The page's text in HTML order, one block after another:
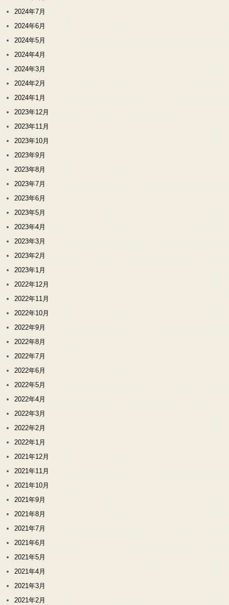
2024年7月
2024年6月
2024年5月
2024年4月
2024年3月
2024年2月
2024年1月
2023年12月
2023年11月
2023年10月
2023年9月
2023年8月
2023年7月
2023年6月
2023年5月
2023年4月
2023年3月
2023年2月
2023年1月
2022年12月
2022年11月
2022年10月
2022年9月
2022年8月
2022年7月
2022年6月
2022年5月
2022年4月
2022年3月
2022年2月
2022年1月
2021年12月
2021年11月
2021年10月
2021年9月
2021年8月
2021年7月
2021年6月
2021年5月
2021年4月
2021年3月
2021年2月